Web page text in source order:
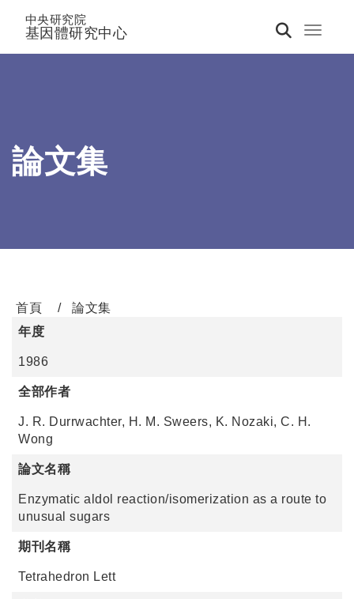
Toggle
中央研究院
基因體研究中心
論文集
首頁
論文集
年度
1986
全部作者
J. R. Durrwachter, H. M. Sweers, K. Nozaki, C. H.
Wong
論文名稱
Enzymatic aldol reaction/isomerization as a route to
unusual sugars
期刊名稱
Tetrahedron Lett